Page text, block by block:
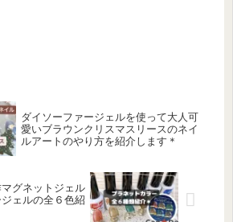
ダイソーファージェルを使って大人可
愛いブラウンクリスマスリースのネイ
ルアートのやり方を紹介します＊
マグネットジェル
ェルの全６色紹